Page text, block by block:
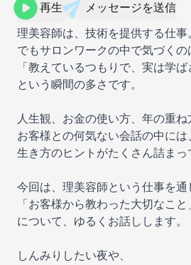
再生
メッセージを送信
理美容師は、技術を提供する仕事
でもサロンワークの中で気づくの
「教えているつもりで、実は学ば
という瞬間の多さです。
人生観、お金の使い方、年の重ね
お客様との何気ない会話の中には
生き方のヒントがたくさん詰まっ
今回は、理美容師という仕事を通
「お客様から教わった大切なこと
について、ゆるくお話しします。
しんみりしたい夜や、